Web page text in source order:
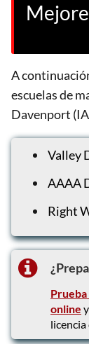
A
escuelas de
Davenport
Valley
AAAA
Right
online